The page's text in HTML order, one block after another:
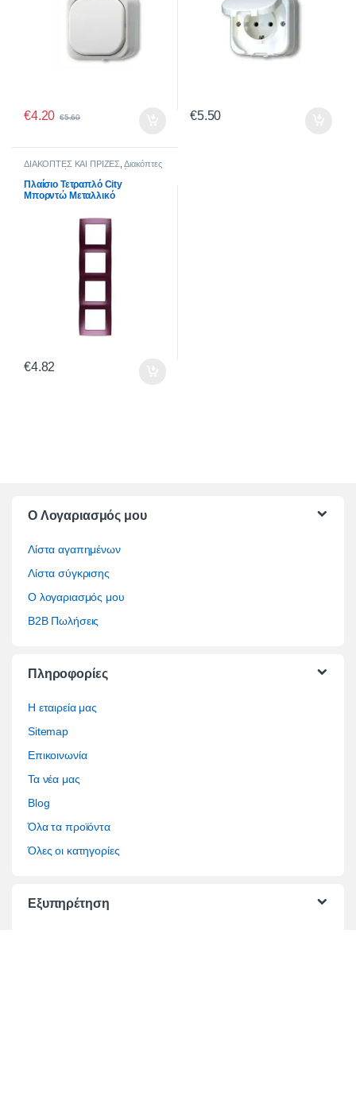
€4.20 €5.60 €5.50
ΔΙΑΚΟΠΤΕΣ ΚΑΙ ΠΡΙΖΕΣ Διακόπτες
Σειρά City Pastel Χρώματα
Πλαίσιο Τετραπλό City
Μπορντώ Μεταλλικό
€4.82
O Λογαριασμός μου
Λίστα αγαπημένων
Λίστα σύγκρισης
Ο λογαριασμός μου
B2B Πωλήσεις
Πληροφορίες
Η εταιρεία μας
Sitemap
Επικοινωνία
Τα νέα μας
Blog
Όλα τα προϊόντα
Όλες οι κατηγορίες
Εξυπηρέτηση